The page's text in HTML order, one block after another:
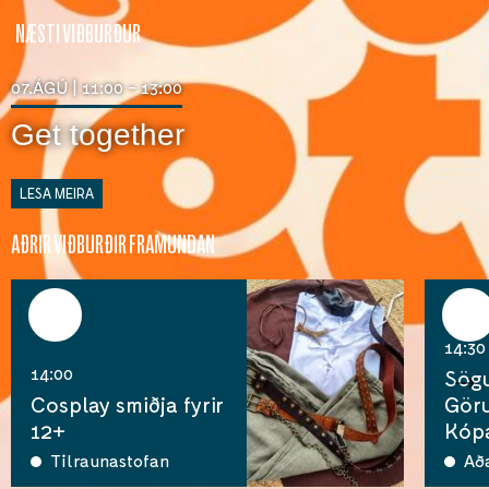
NÆSTI VIÐBURÐUR
07.ÁGÚ | 11:00 - 13:00
Get together
LESA MEIRA
AÐRIR VIÐBURÐIR FRAMUNDAN
14:00
Cosplay smiðja fyrir
12+
Tilraunastofan
14:30